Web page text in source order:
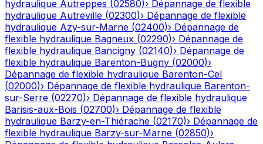
hydraulique Autreppes (02580)› Dépannage de flexible
hydraulique Autreville (02300)› Dépannage de flexible
hydraulique Azy-sur-Marne (02400)› Dépannage de
flexible hydraulique Bagneux (02290)› Dépannage de
flexible hydraulique Bancigny (02140)› Dépannage de
flexible hydraulique Barenton-Bugny (02000)›
Dépannage de flexible hydraulique Barenton-Cel
(02000)› Dépannage de flexible hydraulique Barenton-
sur-Serre (02270)› Dépannage de flexible hydraulique
Barisis-aux-Bois (02700)› Dépannage de flexible
hydraulique Barzy-en-Thiérache (02170)› Dépannage de
flexible hydraulique Barzy-sur-Marne (02850)›